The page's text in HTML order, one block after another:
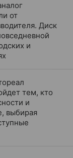
от
Диск
и
тем, кто
и
выбирая